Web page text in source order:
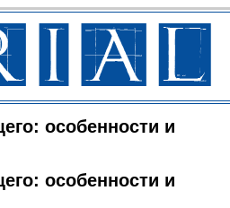
особенности и
особенности и